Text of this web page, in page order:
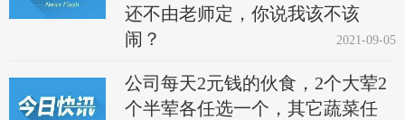
还不由老师定，你说我该不该
闹？
2021-09-05
公司每天2元钱的伙食，2个大荤2
个半荤各任选一个，其它蔬菜任